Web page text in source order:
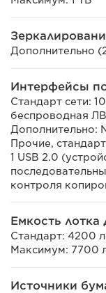
Дополнительно
Интерфейсы
Стандарт сети:
беспроводная
Дополнительно:
Прочие,
1 USB 2.0
контроля
Емкость лотка
Стандарт: 4200
Максимум: 7700
Источники